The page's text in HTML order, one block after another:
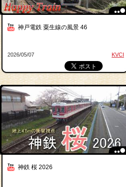
神戸電鉄 粟生線の風景 46
KVCI
2026/05/07
神鉄 桜 2026